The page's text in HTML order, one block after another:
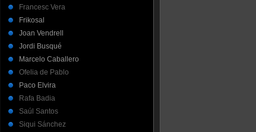
Francesc Vera
Frikosal
Joan Vendrell
Jordi Busqué
Marcelo Caballero
Ofelia de Pablo
Paco Elvira
Rafa Badia
Saúl Santos
Siqui Sánchez